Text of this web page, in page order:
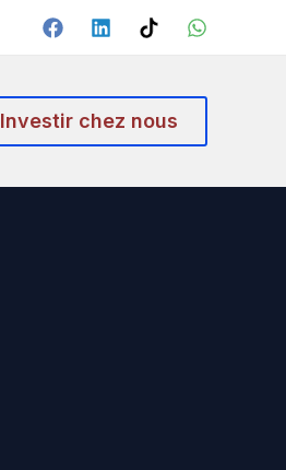
Investir chez nous